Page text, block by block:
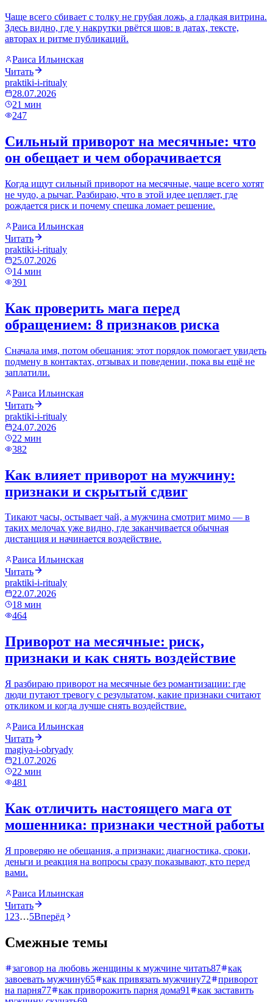
Чаще всего сбивает с толку не грубая ложь, а гладкая витрина.
Здесь видно, где у накрутки рвётся шов: в датах, тексте,
авторах и ритме публикаций.
Раиса Ильинская
Читать
praktiki-i-ritualy
28.07.2026
21 мин
247
Сильный приворот на месячные: что
он обещает и чем оборачивается
Когда ищут сильный приворот на месячные, чаще всего хотят
не чудо, а рычаг. Разбираю, что в этой идее цепляет, где
рождается риск и почему спешка ломает решение.
Раиса Ильинская
Читать
praktiki-i-ritualy
25.07.2026
14 мин
391
Как проверить мага перед
обращением: 8 признаков риска
Сначала имя, потом обещания: этот порядок помогает увидеть
подмену в контактах, отзывах и поведении, пока вы ещё не
заплатили.
Раиса Ильинская
Читать
praktiki-i-ritualy
24.07.2026
22 мин
382
Как влияет приворот на мужчину:
признаки и скрытый сдвиг
Тикают часы, остывает чай, а мужчина смотрит мимо — в
таких мелочах уже видно, где заканчивается обычная
дистанция и начинается воздействие.
Раиса Ильинская
Читать
praktiki-i-ritualy
22.07.2026
18 мин
464
Приворот на месячные: риск,
признаки и как снять воздействие
Я разбираю приворот на месячные без романтизации: где
люди путают тревогу с результатом, какие признаки считают
откликом и когда лучше снять воздействие.
Раиса Ильинская
Читать
magiya-i-obryady
21.07.2026
22 мин
481
Как отличить настоящего мага от
мошенника: признаки честной работы
Я проверяю не обещания, а признаки: диагностика, сроки,
деньги и реакция на вопросы сразу показывают, кто перед
вами.
Раиса Ильинская
Читать
1 23…5Вперёд
Смежные темы
заговор на любовь женщины к мужчине читать87
как
завоевать мужчину65 как привязать мужчину72
приворот
на парня77 как приворожить парня дома91
как заставить